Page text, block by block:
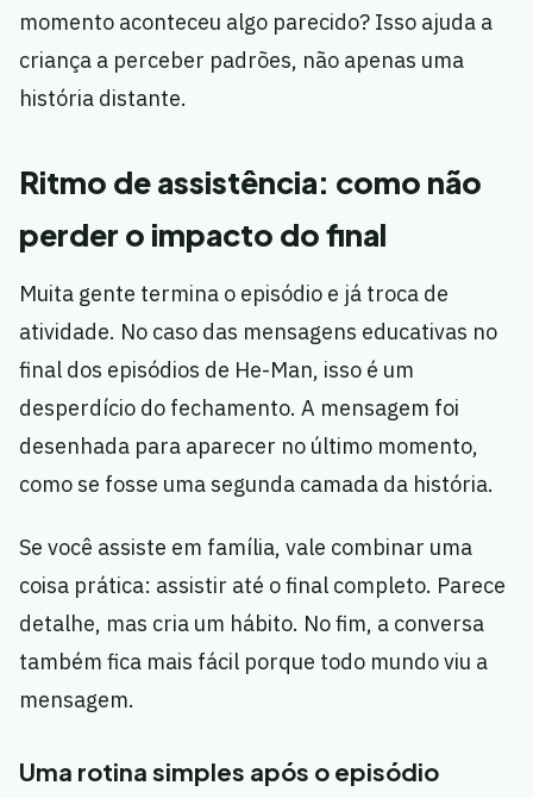
momento aconteceu algo parecido? Isso ajuda a
criança a perceber padrões, não apenas uma
história distante.
Ritmo de assistência: como não
perder o impacto do final
Muita gente termina o episódio e já troca de
atividade. No caso das mensagens educativas no
final dos episódios de He-Man, isso é um
desperdício do fechamento. A mensagem foi
desenhada para aparecer no último momento,
como se fosse uma segunda camada da história.
Se você assiste em família, vale combinar uma
coisa prática: assistir até o final completo. Parece
detalhe, mas cria um hábito. No fim, a conversa
também fica mais fácil porque todo mundo viu a
mensagem.
Uma rotina simples após o episódio